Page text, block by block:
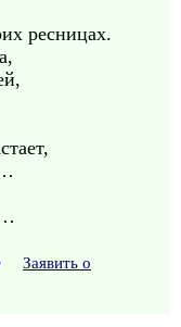
ресницах.
Заявить о